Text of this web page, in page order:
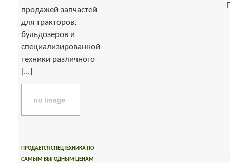
продажей запчастей
для тракторов,
бульдозеров и
специализированной
техники различного
[...]
ПРОДАЕТСЯ СПЕЦТЕХНИКА ПО
САМЫМ ВЫГОДНЫМ ЦЕНАМ